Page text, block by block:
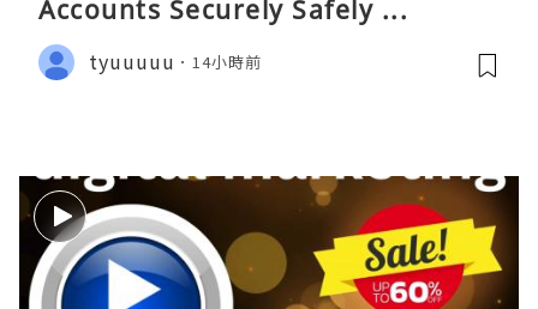
Accounts Securely Safely ...
tyuuuuu 14小時前